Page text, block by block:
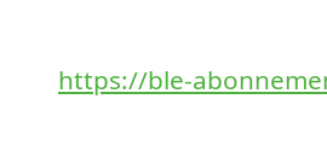
https://ble-